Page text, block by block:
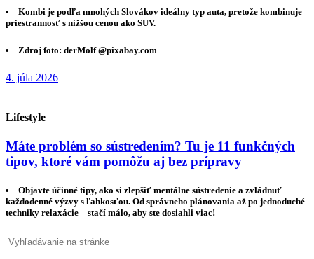
Kombi je podľa mnohých Slovákov ideálny typ auta, pretože kombinuje
priestrannosť s nižšou cenou ako SUV.
Zdroj foto: derMolf @pixabay.com
4. júla 2026
Lifestyle
Máte problém so sústredením? Tu je 11 funkčných
tipov, ktoré vám pomôžu aj bez prípravy
Objavte účinné tipy, ako si zlepšiť mentálne sústredenie a zvládnuť
každodenné výzvy s ľahkosťou. Od správneho plánovania až po jednoduché
techniky relaxácie – stačí málo, aby ste dosiahli viac!